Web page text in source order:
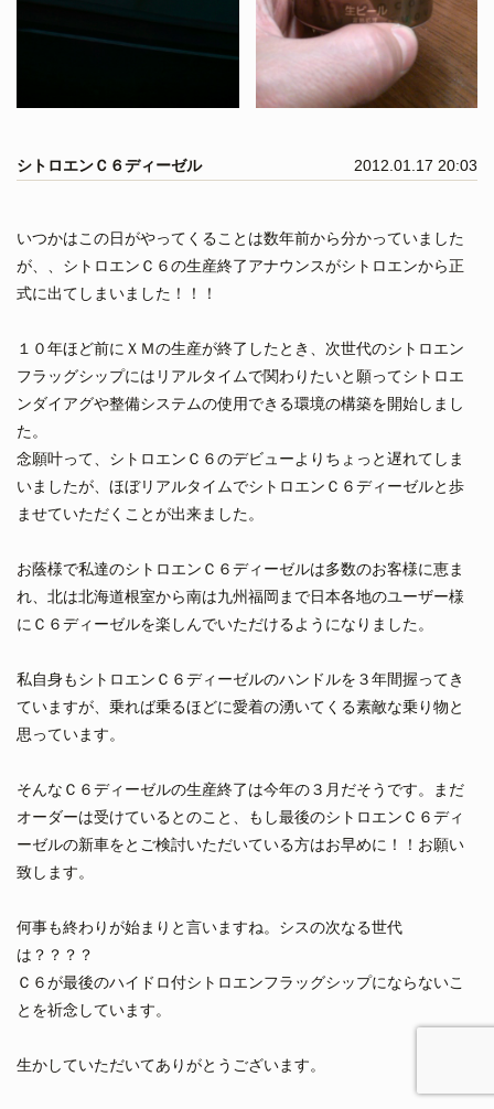
シトロエンＣ６ディーゼル 2012.01.17 20:03
いつかはこの日がやってくることは数年前から分かっていました
が、、シトロエンＣ６の生産終了アナウンスがシトロエンから正
式に出てしまいました！！！
１０年ほど前にＸＭの生産が終了したとき、次世代のシトロエン
フラッグシップにはリアルタイムで関わりたいと願ってシトロエ
ンダイアグや整備システムの使用できる環境の構築を開始しまし
た。
念願叶って、シトロエンＣ６のデビューよりちょっと遅れてしま
いましたが、ほぼリアルタイムでシトロエンＣ６ディーゼルと歩
ませていただくことが出来ました。
お蔭様で私達のシトロエンＣ６ディーゼルは多数のお客様に恵ま
れ、北は北海道根室から南は九州福岡まで日本各地のユーザー様
にＣ６ディーゼルを楽しんでいただけるようになりました。
私自身もシトロエンＣ６ディーゼルのハンドルを３年間握ってき
ていますが、乗れば乗るほどに愛着の湧いてくる素敵な乗り物と
思っています。
そんなＣ６ディーゼルの生産終了は今年の３月だそうです。まだ
オーダーは受けているとのこと、もし最後のシトロエンＣ６ディ
ーゼルの新車をとご検討いただいている方はお早めに！！お願い
致します。
何事も終わりが始まりと言いますね。シスの次なる世代
は？？？？
Ｃ６が最後のハイドロ付シトロエンフラッグシップにならないこ
とを祈念しています。
生かしていただいてありがとうございます。